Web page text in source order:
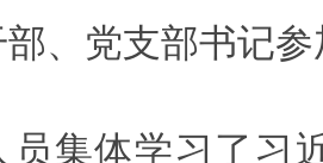
部、党支部书记
员集体学习了习